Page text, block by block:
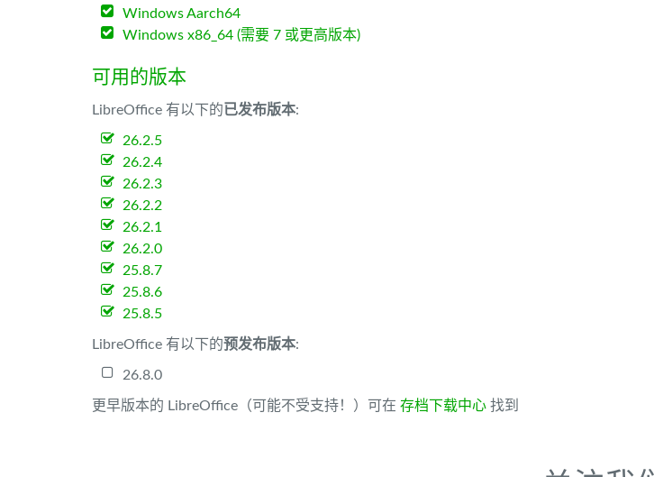
Windows Aarch64
Windows x86_64 (需要 7 或更高版本)
可用的版本
LibreOffice 有以下的已发布版本:
26.2.5
26.2.4
26.2.3
26.2.2
26.2.1
26.2.0
25.8.7
25.8.6
25.8.5
LibreOffice 有以下的预发布版本:
26.8.0
更早版本的 LibreOffice（可能不受支持！）可在 存档下载中心 找到